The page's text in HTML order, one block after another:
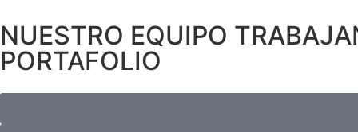
NUESTRO EQUIPO
PORTAFOLIO